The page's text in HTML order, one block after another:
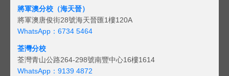
將軍澳分校（海天晉）
將軍澳唐俊街28號海天晉匯1樓120A
WhatsApp：6734 5464
荃灣分校
荃灣青山公路264-298號南豐中心16樓1614
WhatsApp：9139 4872